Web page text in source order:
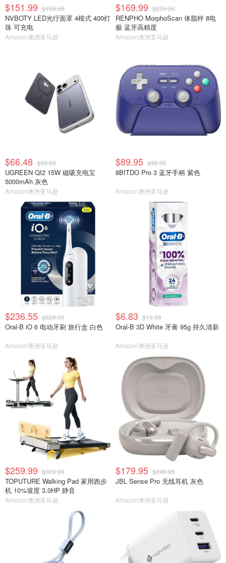
$151.99 $188.99
NVBOTY LED光疗面罩 4模式 400灯
珠 可充电
Amazon澳洲亚马逊
$169.99 $239.00
RENPHO MorphoScan 体脂秤 8电
极 蓝牙高精度
Amazon澳洲亚马逊
$66.48 $99.99
UGREEN QI2 15W 磁吸充电宝
5000mAh 灰色
Amazon澳洲亚马逊
$89.95 $99.95
8BITDO Pro 3 蓝牙手柄 紫色
Amazon澳洲亚马逊
$236.55 $529.00
Oral-B iO 6 电动牙刷 旅行盒 白色
Amazon澳洲亚马逊
$6.83 $15.99
Oral-B 3D White 牙膏 95g 持久清新
Amazon澳洲亚马逊
$259.99 $329.99
TOPUTURE Walking Pad 家用跑步
机 10%坡度 3.0HP 静音
Amazon澳洲亚马逊
$179.95 $249.95
JBL Sense Pro 无线耳机 灰色
Amazon澳洲亚马逊